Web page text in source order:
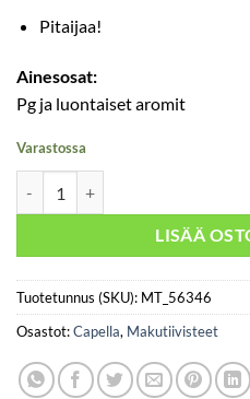
Pitaijaa!
Ainesosat:
Pg ja luontaiset aromit
Varastossa
LISÄÄ
Tuotetunnus (SKU): MT_56346
Osastot:Capella, Makutiivisteet